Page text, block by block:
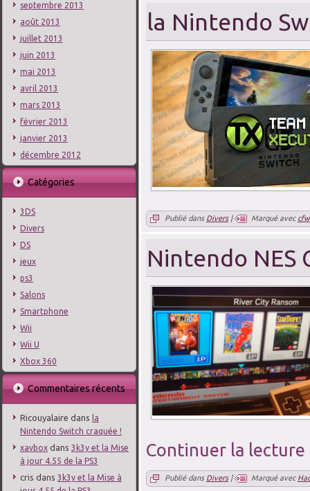
septembre 2013
août 2013
juillet 2013
juin 2013
mai 2013
avril 2013
mars 2013
février 2013
janvier 2013
décembre 2012
Catégories
3DS
Divers
DS
jeux
ps3
Salons
Smartphone
Wii
Wii U
Xbox 360
Commentaires récents
Ricouyalaire dans la
Nintendo Switch craquée !
xavbox dans 3k3y et la Mise
à jour 4.55 de la PS3
cris dans 3k3y et la Mise à
la Nintendo
Publié dans Divers| Marqué avec cfw
Nintendo NES
Continuer la lecture
Publié dans Divers| Marqué avec